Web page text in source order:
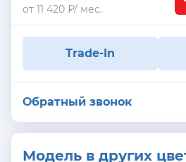
от 11 420 ₽/ мес.
Trade-In
Обратный звонок
Модель в других